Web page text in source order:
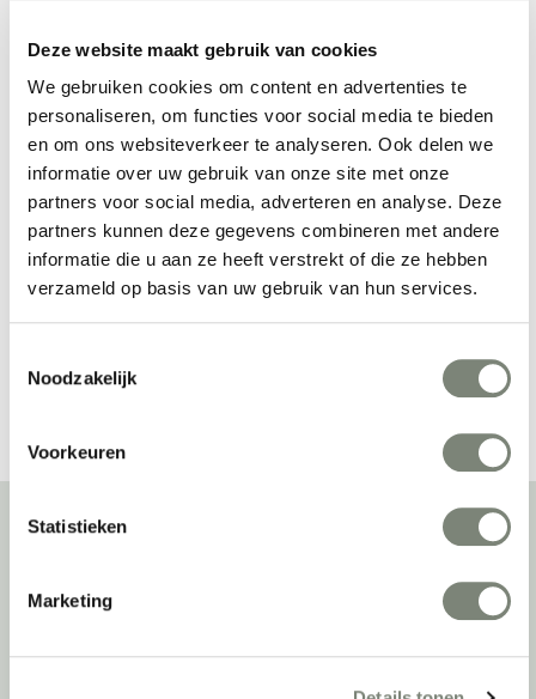
Deze website maakt gebruik van cookies
We gebruiken cookies om content en advertenties te
personaliseren, om functies voor social media te bieden
en om ons websiteverkeer te analyseren. Ook delen we
informatie over uw gebruik van onze site met onze
partners voor social media, adverteren en analyse. Deze
partners kunnen deze gegevens combineren met andere
informatie die u aan ze heeft verstrekt of die ze hebben
verzameld op basis van uw gebruik van hun services.
Noodzakelijk
Voorkeuren
Statistieken
Marketing
Johanson Stroll kruk
Vanaf €€
Johanson Stroll
Bench
Vanaf €
van de beste werkomgeving zetten we ons dagelijks met veel